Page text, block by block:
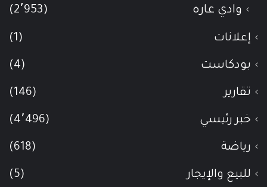
وادي عاره (2٬953)
إعلانات (1)
بودكاست (4)
تقارير (146)
خبر رئيسي (4٬496)
رياضة (618)
للبيع والإيجار (5)